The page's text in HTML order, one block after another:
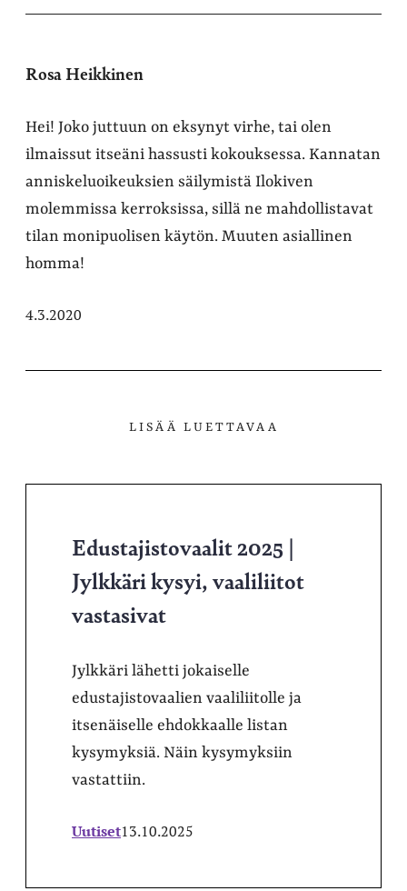
Rosa Heikkinen
Hei! Joko juttuun on eksynyt virhe, tai olen
ilmaissut itseäni hassusti kokouksessa. Kannatan
anniskeluoikeuksien säilymistä Ilokiven
molemmissa kerroksissa, sillä ne mahdollistavat
tilan monipuolisen käytön. Muuten asiallinen
homma!
4.3.2020
LISÄÄ LUETTAVAA
Edustajistovaalit 2025 |
Jylkkäri kysyi, vaaliliitot
vastasivat
Jylkkäri lähetti jokaiselle
edustajistovaalien vaaliliitolle ja
itsenäiselle ehdokkaalle listan
kysymyksiä. Näin kysymyksiin
vastattiin.
Uutiset13.10.2025